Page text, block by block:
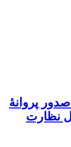
پروانۀ
نظارت